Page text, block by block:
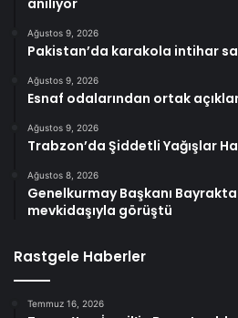
anılıyor
Ağustos 9, 2026
Pakistan’da karakola intihar
Ağustos 9, 2026
Esnaf odalarından ortak
Ağustos 9, 2026
Trabzon’da Şiddetli Yağışlar
Ağustos 8, 2026
Genelkurmay Başkanı
mevkidaşıyla görüştü
Rastgele Haberler
Temmuz 16, 2026